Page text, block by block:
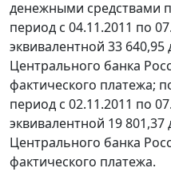
денежными средствами
период с 04.11.2011 по
эквивалентной 33
Центрального банка
фактического платежа;
период с 02.11.2011 по
эквивалентной 19
Центрального банка
фактического платежа.